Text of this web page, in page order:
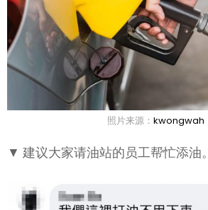
照片来源： kwongwah
▼ 建议大家请油站的员工帮忙添油。